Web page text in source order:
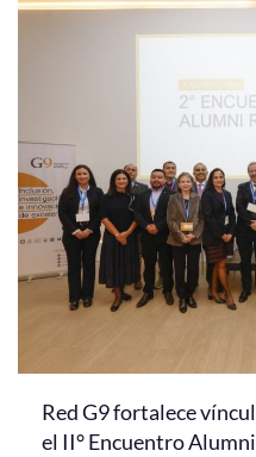
Red G9 fortalece
el II° Encuentro Alumni